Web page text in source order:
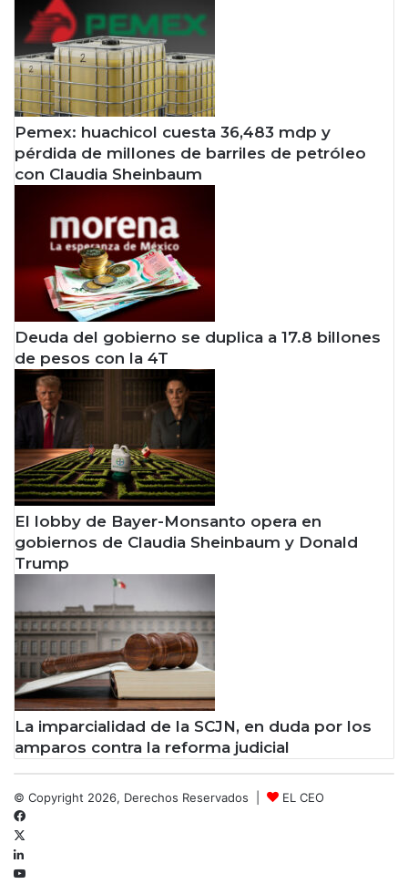
Pemex: huachicol cuesta 36,483 mdp y
pérdida de millones de barriles de petróleo
con Claudia Sheinbaum
Deuda del gobierno se duplica a 17.8 billones
de pesos con la 4T
El lobby de Bayer-Monsanto opera en
gobiernos de Claudia Sheinbaum y Donald
Trump
La imparcialidad de la SCJN, en duda por los
amparos contra la reforma judicial
© Copyright 2026, Derechos Reservados |
EL CEO